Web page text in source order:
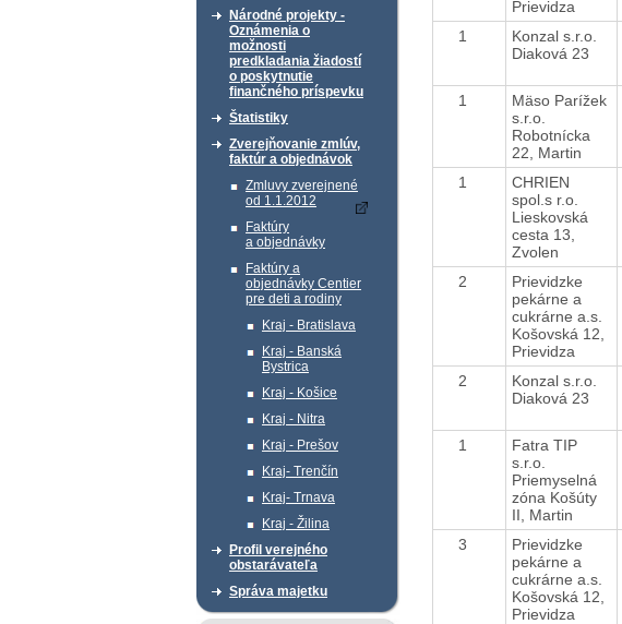
Národné projekty -
Oznámenia o
možnosti
predkladania žiadostí
o poskytnutie
finančného príspevku
Štatistiky
Zverejňovanie zmlúv,
faktúr a objednávok
Zmluvy zverejnené
od 1.1.2012
Faktúry
a objednávky
Faktúry a
objednávky Centier
pre deti a rodiny
Kraj - Bratislava
Kraj - Banská
Bystrica
Kraj - Košice
Kraj - Nitra
Kraj - Prešov
Kraj- Trenčín
Kraj- Trnava
Kraj - Žilina
Profil verejného
obstarávateľa
Správa majetku
Prievidza
1
Konzal s.r.o.
Diaková 23
1
Mäso Parížek
s.r.o.
Robotnícka
22, Martin
1
CHRIEN
spol.s r.o.
Lieskovská
cesta 13,
Zvolen
2
Prievidzke
pekárne a
cukrárne a.s.
Košovská 12,
Prievidza
2
Konzal s.r.o.
Diaková 23
1
Fatra TIP
s.r.o.
Priemyselná
zóna Košúty
II, Martin
3
Prievidzke
pekárne a
cukrárne a.s.
Košovská 12,
Prievidza